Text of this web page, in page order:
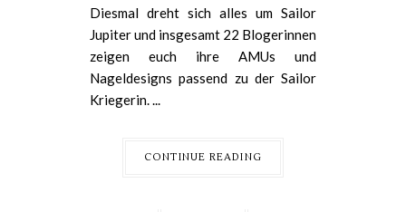
Diesmal dreht sich alles um Sailor
Jupiter und insgesamt 22 Blogerinnen
zeigen euch ihre AMUs und
Nageldesigns passend zu der Sailor
Kriegerin. ...
CONTINUE READING